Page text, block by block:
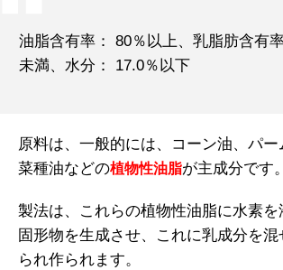
油脂含有率： 80％以上、乳脂肪含有
未満、水分： 17.0％以下
原料は、一般的には、コーン油、パー
菜種油などの植物性油脂が主成分です。
製法は、これらの植物性油脂に水素
固形物を生成させ、これに乳成分を
られ作られます。